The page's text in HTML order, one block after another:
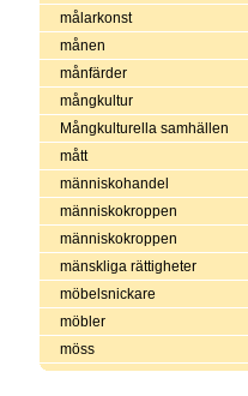
målarkonst
månen
månfärder
mångkultur
Mångkulturella samhällen
mått
människohandel
människokroppen
människokroppen
mänskliga rättigheter
möbelsnickare
möbler
möss